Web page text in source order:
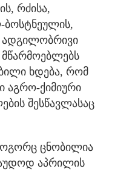
რძისა,
ადგილობრივი
ხდება, რომ
აგრო-ქიმიური
შესწავლასაც
ცნობილია
აპრილის